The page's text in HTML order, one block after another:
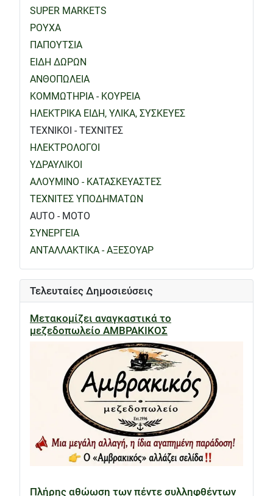
SUPER MARKETS
ΡΟΥΧΑ
ΠΑΠΟΥΤΣΙΑ
ΕΙΔΗ ΔΩΡΩΝ
ΑΝΘΟΠΩΛΕΙΑ
ΚΟΜΜΩΤΗΡΙΑ - ΚΟΥΡΕΙΑ
ΗΛΕΚΤΡΙΚΑ ΕΙΔΗ, ΥΛΙΚΑ, ΣΥΣΚΕΥΕΣ
ΤΕΧΝΙΚΟΙ - ΤΕΧΝΙΤΕΣ
ΗΛΕΚΤΡΟΛΟΓΟΙ
ΥΔΡΑΥΛΙΚΟΙ
ΑΛΟΥΜΙΝΟ - ΚΑΤΑΣΚΕΥΑΣΤΕΣ
ΤΕΧΝΙΤΕΣ ΥΠΟΔΗΜΑΤΩΝ
AUTO - MOTO
ΣΥΝΕΡΓΕΙΑ
ΑΝΤΑΛΛΑΚΤΙΚΑ - ΑΞΕΣΟΥΑΡ
Τελευταίες Δημοσιεύσεις
Μετακομίζει αναγκαστικά το
μεζεδοπωλείο ΑΜΒΡΑΚΙΚΟΣ
Πλήρης αθώωση των πέντε συλληφθέντων